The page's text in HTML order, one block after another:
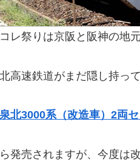
レ祭りは京阪と阪神の地
高速鉄道がまだ隠し持って
北3000系（改造車）2両
発売されますが、今度は